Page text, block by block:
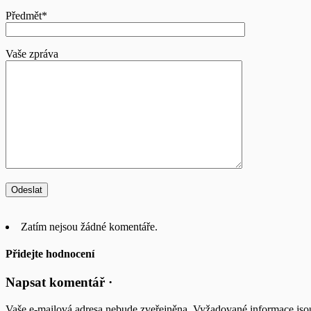
Předmět*
Vaše zpráva
Zatím nejsou žádné komentáře.
Přidejte hodnocení
Napsat komentář ·